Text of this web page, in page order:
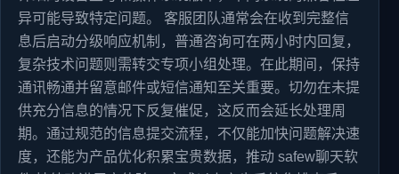
异可能导致特定问题。 客服团队通常会在收到完整信
息后启动分级响应机制，普通咨询可在两小时内回复，
复杂技术问题则需转交专项小组处理。在此期间，保持
通讯畅通并留意邮件或短信通知至关重要。切勿在未提
供充分信息的情况下反复催促，这反而会延长处理周
期。通过规范的信息提交流程，不仅能加快问题解决速
度，还能为产品优化积累宝贵数据，推动 safew聊天软